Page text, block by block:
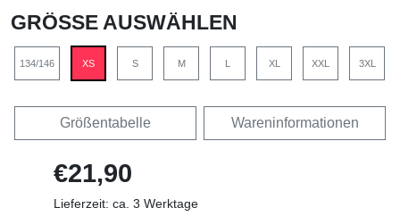
GRÖSSE AUSWÄHLEN
134/146 XS S M L XL XXL 3XL
Größentabelle Wareninformationen
€21,90
Lieferzeit: ca. 3 Werktage